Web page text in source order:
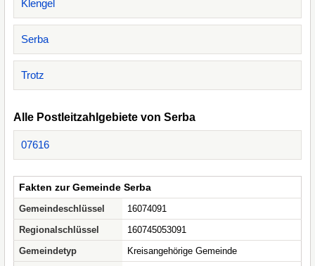
Klengel
Serba
Trotz
Alle Postleitzahlgebiete von Serba
07616
Fakten zur Gemeinde Serba
Gemeindeschlüssel
16074091
Regionalschlüssel
160745053091
Gemeindetyp
Kreisangehörige Gemeinde